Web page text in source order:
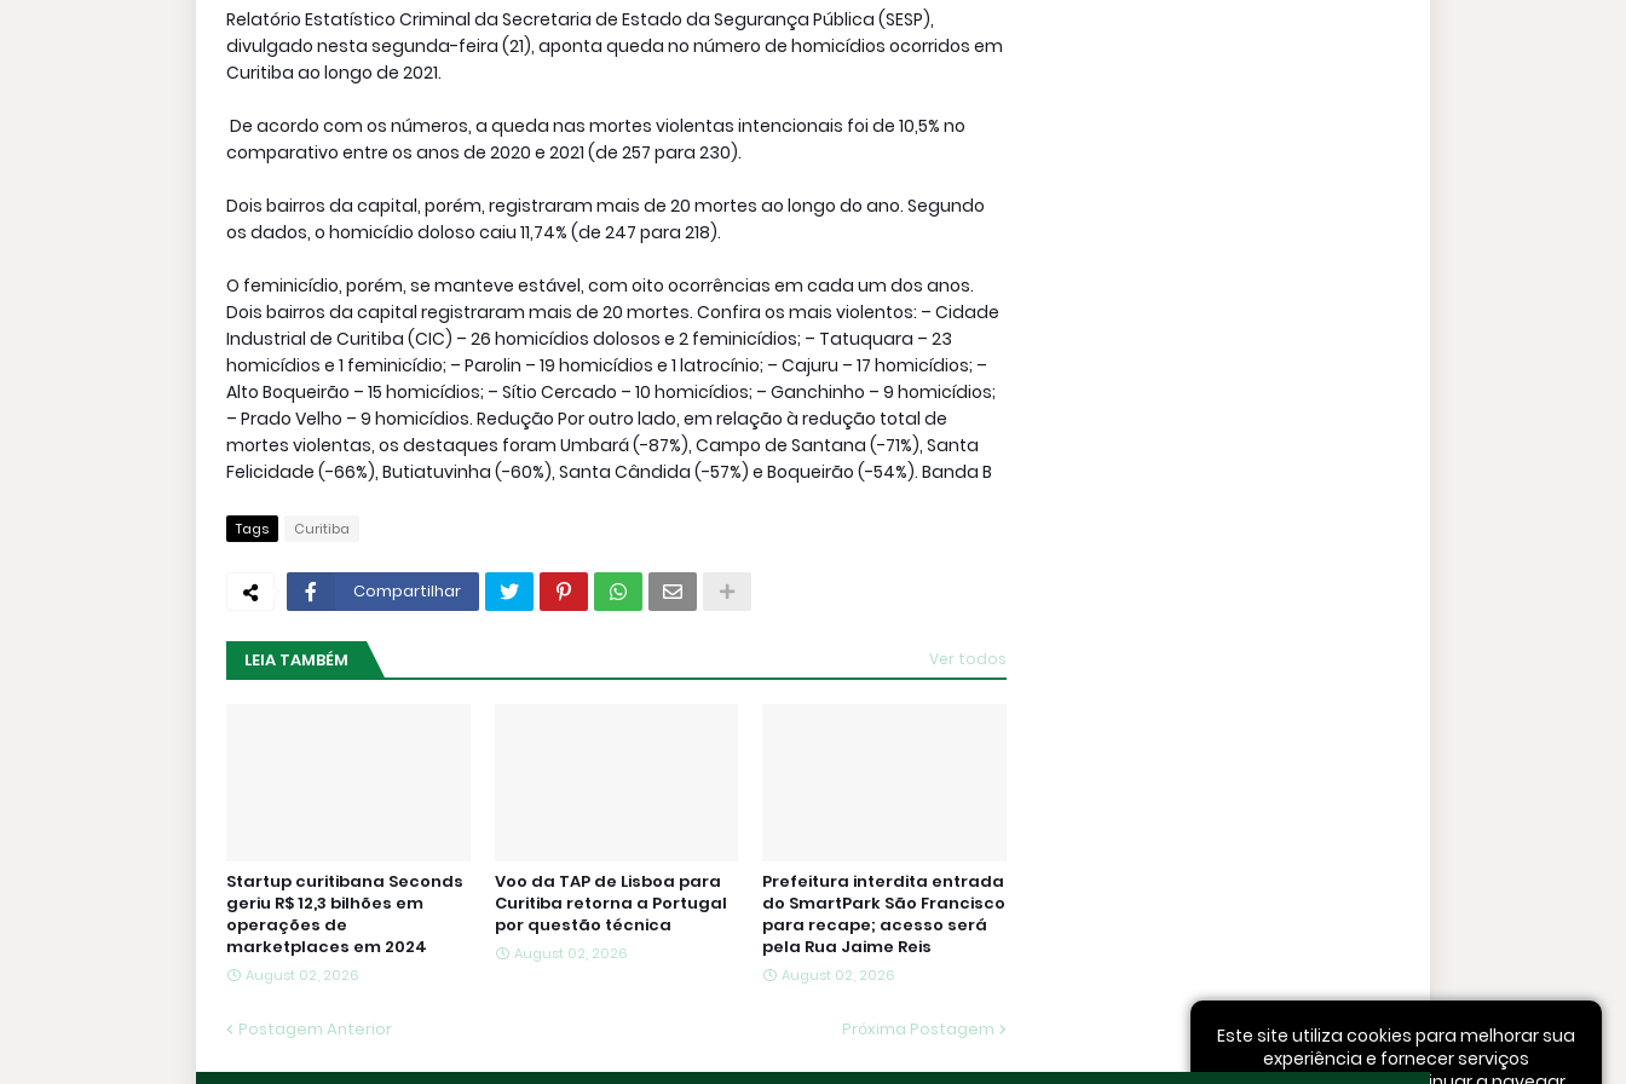
Relatório Estatístico Criminal da Secretaria de Estado da Segurança Pública (SESP),
divulgado nesta segunda-feira (21), aponta queda no número de homicídios ocorridos em
Curitiba ao longo de 2021.
De acordo com os números, a queda nas mortes violentas intencionais foi de 10,5% no
comparativo entre os anos de 2020 e 2021 (de 257 para 230).
Dois bairros da capital, porém, registraram mais de 20 mortes ao longo do ano. Segundo
os dados, o homicídio doloso caiu 11,74% (de 247 para 218).
O feminicídio, porém, se manteve estável, com oito ocorrências em cada um dos anos.
Dois bairros da capital registraram mais de 20 mortes. Confira os mais violentos: – Cidade
Industrial de Curitiba (CIC) – 26 homicídios dolosos e 2 feminicídios; – Tatuquara – 23
homicídios e 1 feminicídio; – Parolin – 19 homicídios e 1 latrocínio; – Cajuru – 17 homicídios; –
Alto Boqueirão – 15 homicídios; – Sítio Cercado – 10 homicídios; – Ganchinho – 9 homicídios;
– Prado Velho – 9 homicídios. Redução Por outro lado, em relação à redução total de
mortes violentas, os destaques foram Umbará (-87%), Campo de Santana (-71%), Santa
Felicidade (-66%), Butiatuvinha (-60%), Santa Cândida (-57%) e Boqueirão (-54%). Banda B
Tags Curitiba
Compartilhar
LEIA TAMBÉM Ver todos
Startup curitibana Seconds
geriu R$ 12,3 bilhões em
operações de
marketplaces em 2024
August 02, 2026
Voo da TAP de Lisboa para
Curitiba retorna a Portugal
por questão técnica
August 02, 2026
Prefeitura interdita entrada
do SmartPark São Francisco
para recape; acesso será
pela Rua Jaime Reis
August 02, 2026
Postagem Anterior Próxima Postagem
Este site utiliza cookies para melhorar sua
experiência e fornecer serviços